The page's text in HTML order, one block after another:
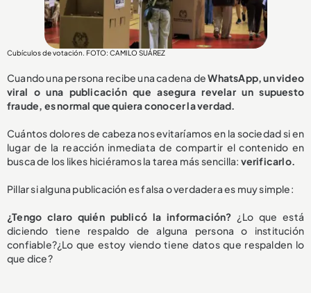
Cubículos de votación. FOTO: CAMILO SUÁREZ
Cuando una persona recibe una cadena deWhatsApp, un video
viral o una publicación que asegura revelar un supuesto
fraude, es normal que quiera conocer la verdad.
Cuántos dolores de cabeza nos evitaríamos en la sociedad si en
lugar de la reacción inmediata de compartir el contenido en
busca de los likes hiciéramos la tarea más sencilla: verificarlo.
Pillar si alguna publicación es falsa o verdadera es muy simple:
¿Tengo claro quién publicó la información? ¿Lo que está
diciendo tiene respaldo de alguna persona o institución
confiable?¿Lo que estoy viendo tiene datos que respalden lo
que dice?